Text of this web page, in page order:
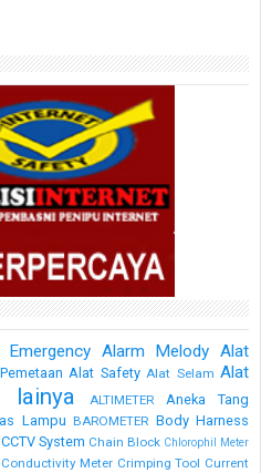
Emergency Alarm Melody Alat
Alat Safety Alat Selam Alat
lainya ALTIMETER
Aneka Tang
Lampu BAROMETER Body Harness
CCTV System Chain Block Chlorophil Meter
Conductivity Meter Crimping Tool Current